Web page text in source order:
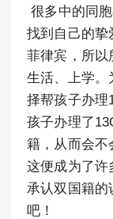
很多中的同
找到自己的挚
菲律宾，所以
生活、上学。
择帮孩子办理
孩子办理了
籍，从而会不
这便成为了许
承认双国籍的
吧！